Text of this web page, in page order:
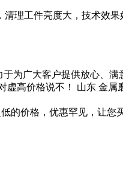
理工件亮度大，技术效果
为广大客户提供放心、满
高价格说不！ 山东 金属
的价格，优惠罕见，让您